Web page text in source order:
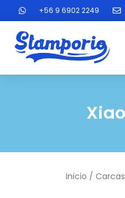
al
contenido
+56 9 6902 2249
Inicio /